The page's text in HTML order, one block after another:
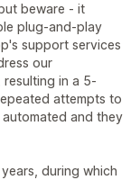
beware - it
plug-and-play
support services
our
in a 5-
attempts to
and they
during which